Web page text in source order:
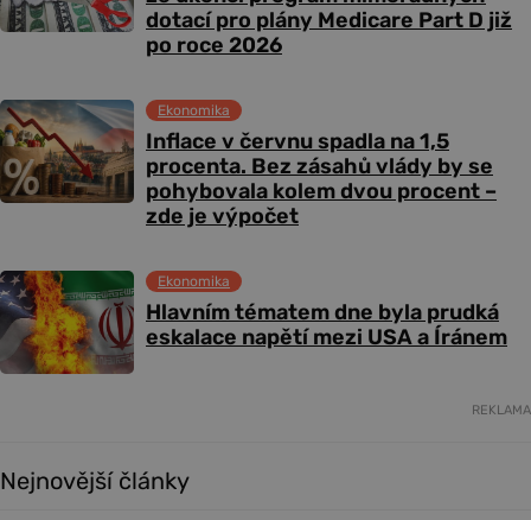
dotací pro plány Medicare Part D již
po roce 2026
Inflace v červnu spadla na 1,5
procenta. Bez zásahů vlády by se
pohybovala kolem dvou procent –
zde je výpočet
Ekonomika
Hlavním tématem dne byla prudká
eskalace napětí mezi USA a Íránem
Ekonomika
REKLAMA
Nejnovější články